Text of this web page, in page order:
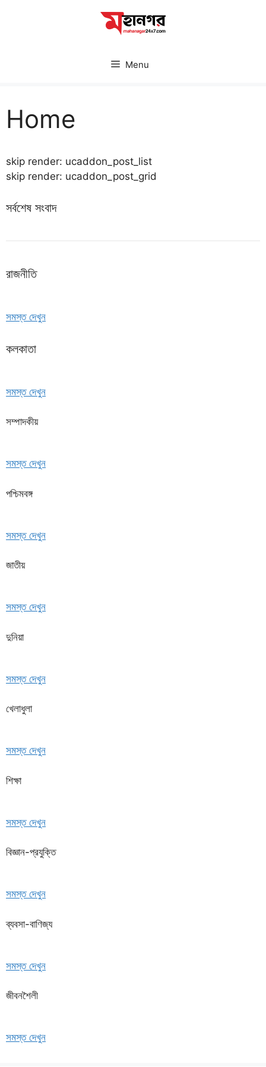
Menu
Home
skip render: ucaddon_post_list
skip render: ucaddon_post_grid
সর্বশেষ সংবাদ
রাজনীতি
সমস্ত দেখুন
কলকাতা
সমস্ত দেখুন
সম্পাদকীয়
সমস্ত দেখুন
পশ্চিমবঙ্গ
সমস্ত দেখুন
জাতীয়
সমস্ত দেখুন
দুনিয়া
সমস্ত দেখুন
খেলাধুলা
সমস্ত দেখুন
শিক্ষা
সমস্ত দেখুন
বিজ্ঞান-প্রযুক্তি
সমস্ত দেখুন
ব্যবসা-বাণিজ্য
সমস্ত দেখুন
জীবনশৈলী
সমস্ত দেখুন